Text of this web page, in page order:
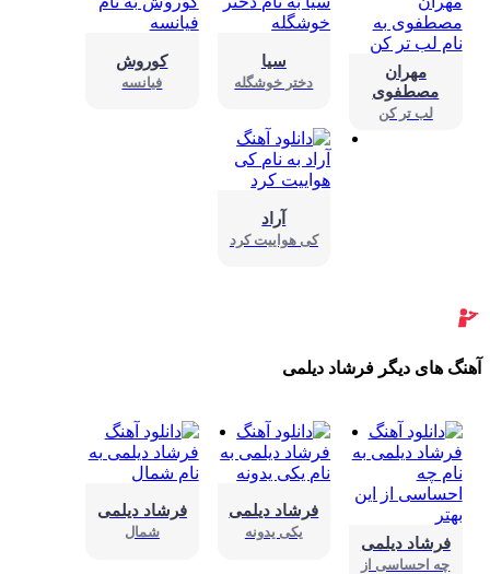
مهران
مصطفوی
لب تر کن
سیا
دختر خوشگله
کوروش
فیانسه
کی هواییت کرد
های دیگر فرشاد دیلمی
فرشاد دیلمی
چه احساسی از
فرشاد دیلمی
یکی‌ یدونه
فرشاد دیلمی
شمال